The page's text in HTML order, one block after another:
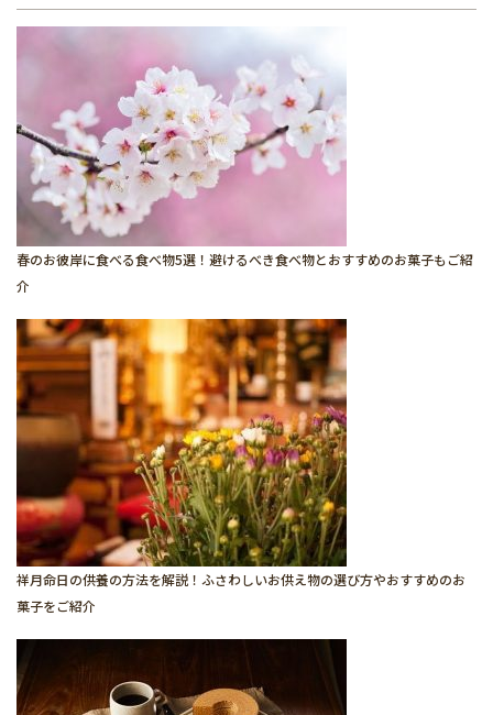
春のお彼岸に食べる食べ物5選！避けるべき食べ物とおすすめのお菓子もご紹
介
祥月命日の供養の方法を解説！ふさわしいお供え物の選び方やおすすめのお
菓子をご紹介